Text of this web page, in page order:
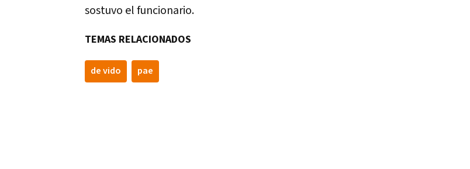
sostuvo el funcionario.
TEMAS RELACIONADOS
de vido pae